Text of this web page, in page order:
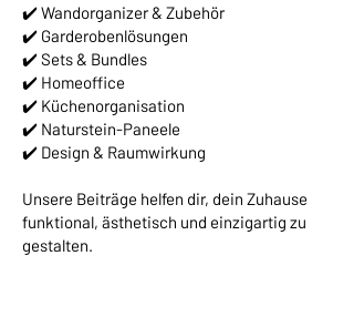
✔️ Wandorganizer & Zubehör
✔️ Garderobenlösungen
✔️ Sets & Bundles
✔️ Homeoffice
✔️ Küchenorganisation
✔️ Naturstein-Paneele
✔️ Design & Raumwirkung
Unsere Beiträge helfen dir, dein Zuhause
funktional, ästhetisch und einzigartig zu
gestalten.